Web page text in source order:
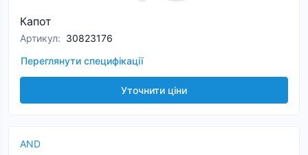
Капот
Артикул: 30823176
Переглянути специфікації
Уточнити ціни
AND